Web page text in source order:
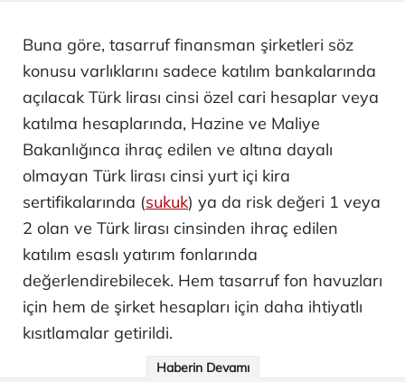
Buna göre, tasarruf finansman şirketleri söz
konusu varlıklarını sadece katılım bankalarında
açılacak Türk lirası cinsi özel cari hesaplar veya
katılma hesaplarında, Hazine ve Maliye
Bakanlığınca ihraç edilen ve altına dayalı
olmayan Türk lirası cinsi yurt içi kira
sertifikalarında (sukuk) ya da risk değeri 1 veya
2 olan ve Türk lirası cinsinden ihraç edilen
katılım esaslı yatırım fonlarında
değerlendirebilecek. Hem tasarruf fon havuzları
için hem de şirket hesapları için daha ihtiyatlı
kısıtlamalar getirildi.
Haberin Devamı